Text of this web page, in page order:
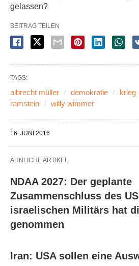
gelassen?
BEITRAG TEILEN
TAGS:
albrecht müller demokratie krieg
ramstein
willy wimmer
16. JUNI 2016
ÄHNLICHE ARTIKEL
NDAA 2027: Der geplante
Zusammenschluss des
israelischen Militärs hat
genommen
Iran: USA sollen eine